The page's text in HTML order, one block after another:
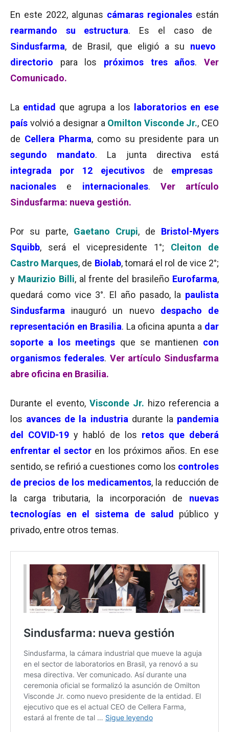
En este 2022, algunas cámaras regionales están
rearmando su estructura. Es el caso de
Sindusfarma, de Brasil, que eligió a su nuevo
directorio para los próximos tres años.Ver
Comunicado.
La entidad que agrupa a los laboratorios en ese
país volvió a designar a Omilton Visconde Jr., CEO
de Cellera Pharma, como su presidente para un
segundo mandato. La junta directiva está
integrada por 12 ejecutivos de empresas
nacionales e internacionales. Ver artículo
Sindusfarma: nueva gestión.
Por su parte, Gaetano Crupi, de Bristol-Myers
Squibb, será el vicepresidente 1°; Cleiton de
Castro Marques, de Biolab, tomará el rol de vice 2°;
y Maurizio Billi, al frente del brasileño Eurofarma,
quedará como vice 3°. El año pasado, la paulista
Sindusfarma inauguró un nuevodespacho de
representación en Brasilia. La oficina apunta a dar
soporte a los meetings que se mantienen con
organismos federales. Ver artículo Sindusfarma
abre oficina en Brasilia.
Durante el evento, Visconde Jr. hizo referencia a
los avances de la industria durante la pandemia
del COVID-19 y habló de los retos que deberá
enfrentar el sector en los próximos años. En ese
sentido, se refirió a cuestiones como los controles
de precios de los medicamentos, la reducción de
la carga tributaria, la incorporación de nuevas
tecnologías en el sistema de salud
público y
privado, entre otros temas.